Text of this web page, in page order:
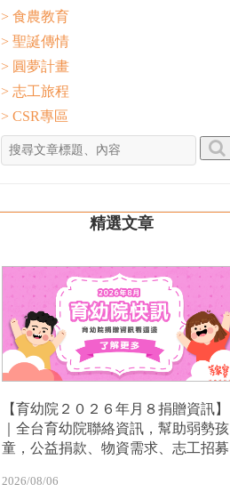
> 食農教育
> 聖誕傳情
> 圓夢計畫
> 志工旅程
> CSR專區
精選文章
【育幼院２０２６年月８捐贈資訊】
｜全台育幼院聯絡資訊，幫助弱勢孩
童，公益捐款、物資需求、志工招募
2026/08/06